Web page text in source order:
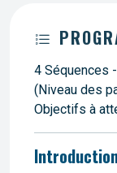
4 Séquences
(Niveau des
Objectifs à